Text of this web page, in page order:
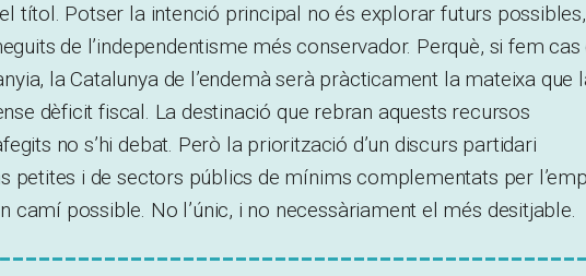
títol. Potser la intenció principal no és explorar futurs
de l’independentisme més conservador. Perquè, si fem cas
la Catalunya de l’endemà serà pràcticament la mateixa que
dèficit fiscal. La destinació que rebran aquests recursos
no s’hi debat. Però la priorització d’un discurs partidari
petites i de sectors públics de mínims complementats per
camí possible. No l’únic, i no necessàriament el més desitjable.